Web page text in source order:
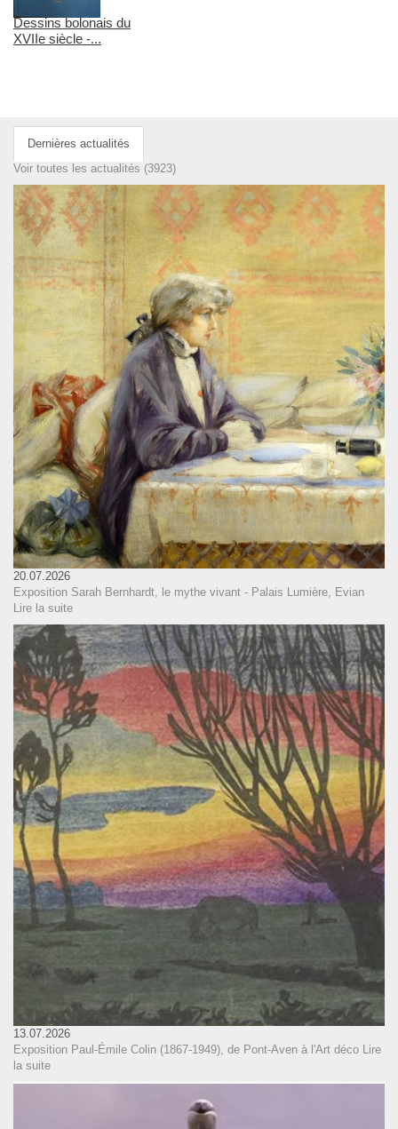
Dessins bolonais du
XVIIe siècle -...
Dernières actualités
Voir toutes les actualités (3923)
20.07.2026
Exposition Sarah Bernhardt, le mythe vivant - Palais Lumière, Evian
Lire la suite
13.07.2026
Exposition Paul-Émile Colin (1867-1949), de Pont-Aven à l'Art déco Lire
la suite